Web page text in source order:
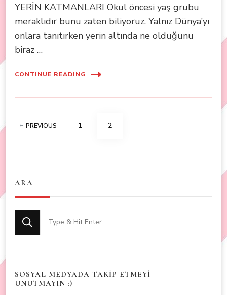
YERİN KATMANLARI Okul öncesi yaş grubu
meraklıdır bunu zaten biliyoruz. Yalnız Dünya’yı
onlara tanıtırken yerin altında ne olduğunu
biraz …
CONTINUE READING
Posts
PREVIOUS PAGE
1 PAGE
2
ARA
Looking
for
SOSYAL MEDYADA TAKİP ETMEYİ
UNUTMAYIN :)